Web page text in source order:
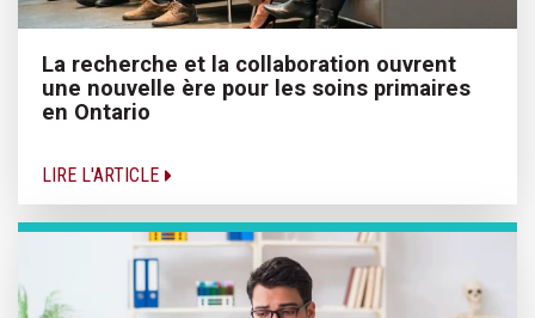
La recherche et la collaboration ouvrent
une nouvelle ère pour les soins primaires
en Ontario
LIRE L'ARTICLE